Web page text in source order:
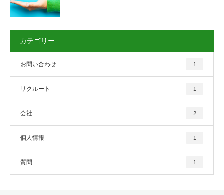
カテゴリー
お問い合わせ 1
リクルート 1
会社 2
個人情報 1
質問 1